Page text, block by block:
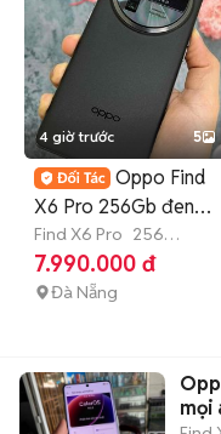
4 giờ trước 5
Oppo Find
X6 Pro 256Gb đen
BH 6th có góp
Find X6 Pro 256
GB Còn bảo hành
7.990.000 đ
Đà Nẵng
mọi